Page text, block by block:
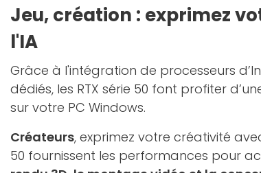
Jeu, création : exprimez
l'IA
Grâce à l'intégration de processeurs
dédiés, les RTX série 50 font profiter
sur votre PC Windows.
Créateurs, exprimez votre créativité
50 fournissent les performances pour